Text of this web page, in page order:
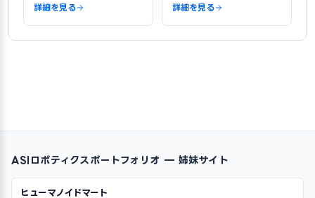
詳細を見る 詳細を見る
ASIロボティクスポートフォリオ — 姉妹サイト
ヒューマノイドマート